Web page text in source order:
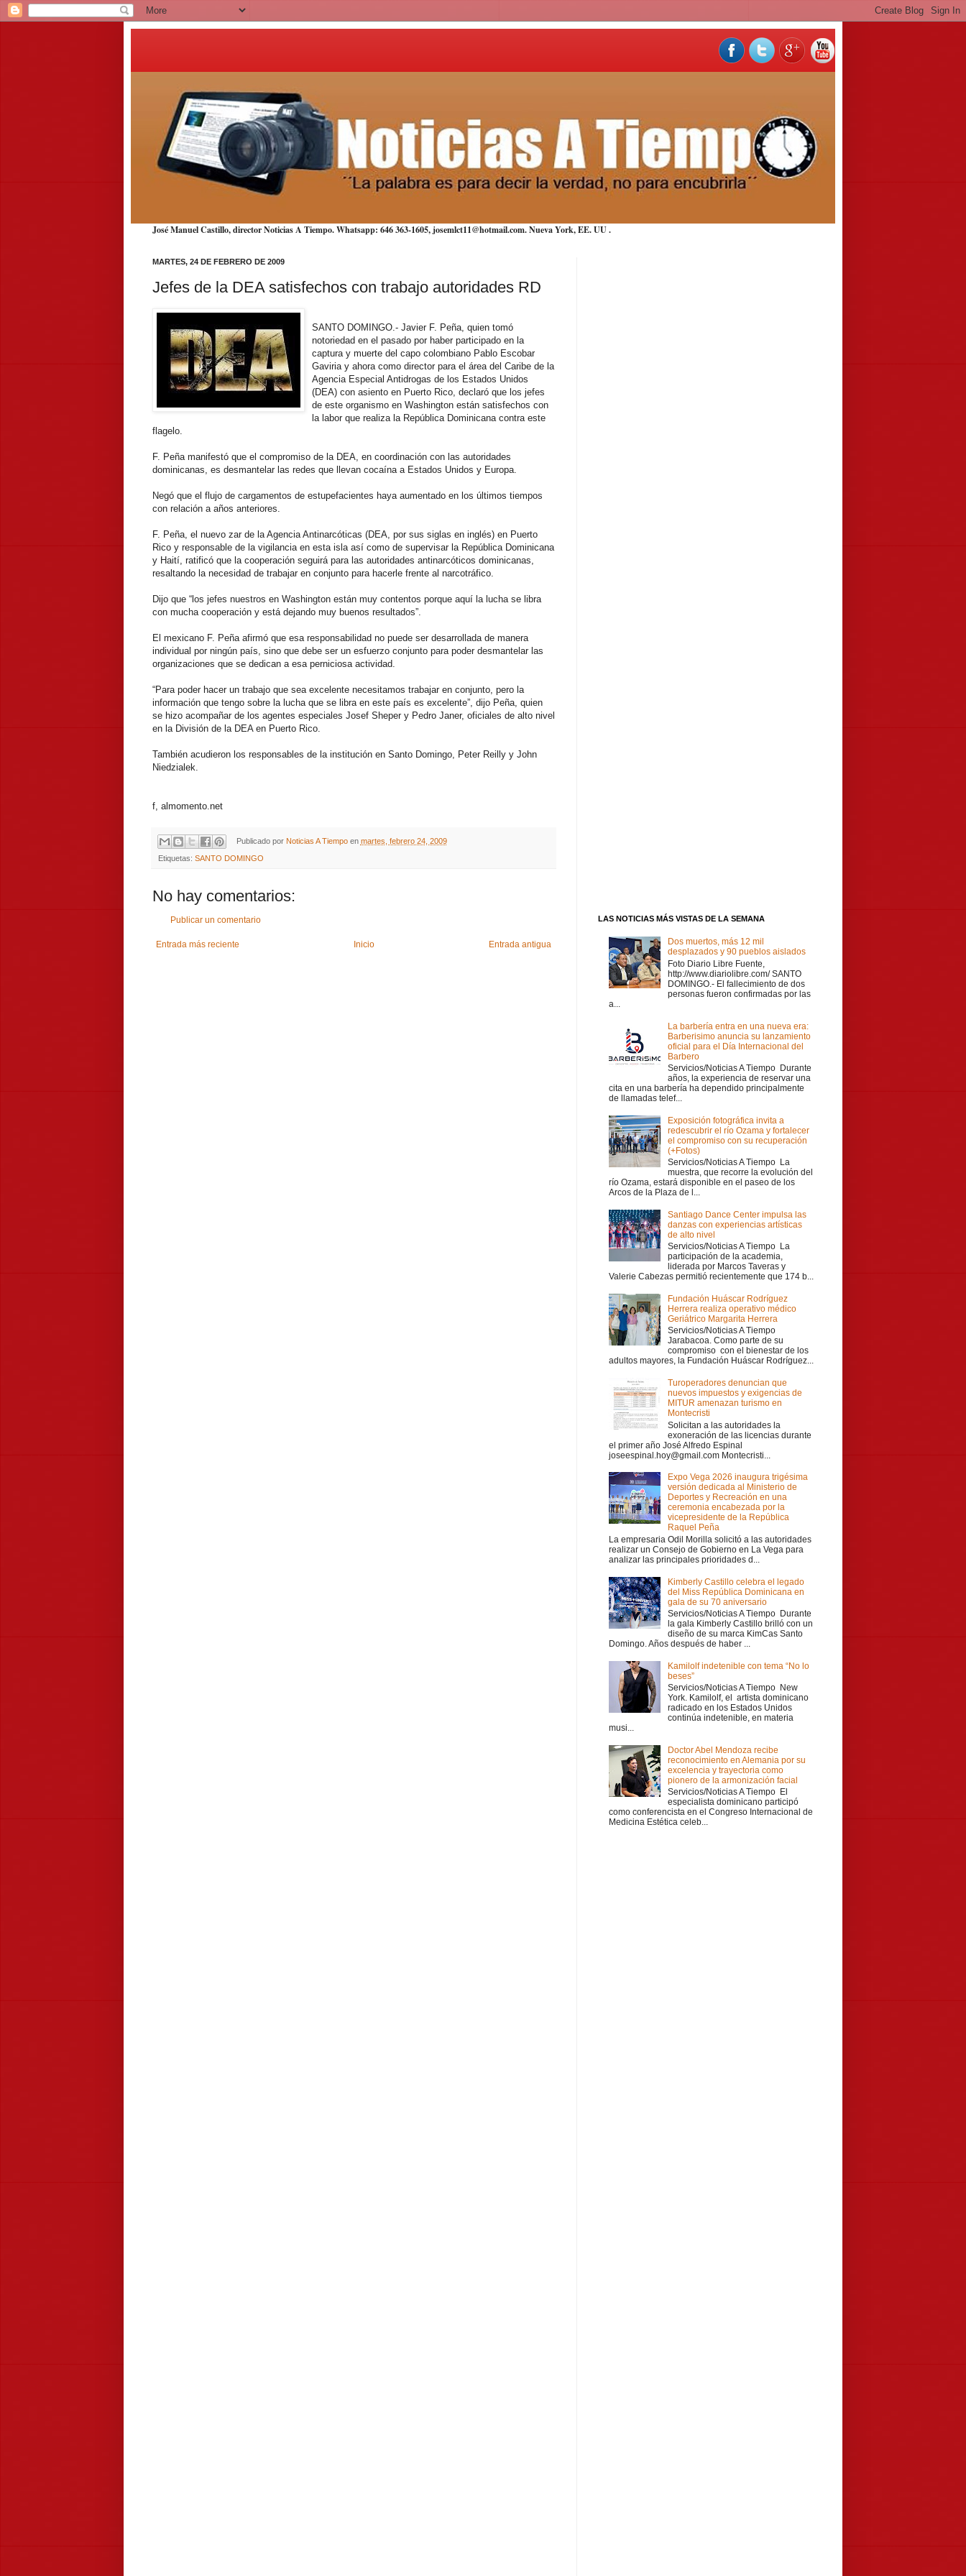
José Manuel Castillo, director Noticias A Tiempo. Whatsapp: 646 363-1605, josemlct11@hotmail.com. Nueva York,EE. UU.
MARTES, 24 DE FEBRERO DE 2009
Jefes de la DEA satisfechos con trabajo autoridades RD
SANTO DOMINGO.- Javier F. Peña, quien tomó
notoriedad en el pasado por haber participado en la
captura y muerte del capo colombiano Pablo Escobar
Gaviria y ahora como director para el área del Caribe de la
Agencia Especial Antidrogas de los Estados Unidos
(DEA) con asiento en Puerto Rico, declaró que los jefes
de este organismo en Washington están satisfechos con
la labor que realiza la República Dominicana contra este
flagelo.
F. Peña manifestó que el compromiso de la DEA, en coordinación con las autoridades
dominicanas, es desmantelar las redes que llevan cocaína a Estados Unidos y Europa.
Negó que el flujo de cargamentos de estupefacientes haya aumentado en los últimos tiempos
con relación a años anteriores.
F. Peña, el nuevo zar de la Agencia Antinarcóticas (DEA, por sus siglas en inglés) en Puerto
Rico y responsable de la vigilancia en esta isla así como de supervisar la República Dominicana
y Haití, ratificó que la cooperación seguirá para las autoridades antinarcóticos dominicanas,
resaltando la necesidad de trabajar en conjunto para hacerle frente al narcotráfico.
Dijo que “los jefes nuestros en Washington están muy contentos porque aquí la lucha se libra
con mucha cooperación y está dejando muy buenos resultados”.
El mexicano F. Peña afirmó que esa responsabilidad no puede ser desarrollada de manera
individual por ningún país, sino que debe ser un esfuerzo conjunto para poder desmantelar las
organizaciones que se dedican a esa perniciosa actividad.
“Para poder hacer un trabajo que sea excelente necesitamos trabajar en conjunto, pero la
información que tengo sobre la lucha que se libra en este país es excelente”, dijo Peña, quien
se hizo acompañar de los agentes especiales Josef Sheper y Pedro Janer, oficiales de alto nivel
en la División de la DEA en Puerto Rico.
También acudieron los responsables de la institución en Santo Domingo, Peter Reilly y John
Niedzialek.
f, almomento.net
Publicado por Noticias A Tiempo en martes, febrero 24, 2009
Etiquetas: SANTO DOMINGO
No hay comentarios:
Publicar un comentario
Entrada más reciente Entrada antigua
Inicio
LAS NOTICIAS MÁS VISTAS DE LA SEMANA
Dos muertos, más 12 mil
desplazados y 90 pueblos aislados
Foto Diario Libre Fuente,
http://www.diariolibre.com/ SANTO
DOMINGO.- El fallecimiento de dos
personas fueron confirmadas por las
a...
La barbería entra en una nueva era:
Barberisimo anuncia su lanzamiento
oficial para el Día Internacional del
Barbero
Servicios/Noticias A Tiempo Durante
años, la experiencia de reservar una
cita en una barbería ha dependido principalmente
de llamadas telef...
Exposición fotográfica invita a
redescubrir el río Ozama y fortalecer
el compromiso con su recuperación
(+Fotos)
Servicios/Noticias A Tiempo La
muestra, que recorre la evolución del
río Ozama, estará disponible en el paseo de los
Arcos de la Plaza de l...
Santiago Dance Center impulsa las
danzas con experiencias artísticas
de alto nivel
Servicios/Noticias A Tiempo La
participación de la academia,
liderada por Marcos Taveras y
Valerie Cabezas permitió recientemente que 174 b...
Fundación Huáscar Rodríguez
Herrera realiza operativo médico
Geriátrico Margarita Herrera
Servicios/Noticias A Tiempo
Jarabacoa. Como parte de su
compromiso con el bienestar de los
adultos mayores, la Fundación Huáscar Rodríguez...
Turoperadores denuncian que
nuevos impuestos y exigencias de
MITUR amenazan turismo en
Montecristi
Solicitan a las autoridades la
exoneración de las licencias durante
el primer año José Alfredo Espinal
joseespinal.hoy@gmail.com Montecristi...
Expo Vega 2026 inaugura trigésima
versión dedicada al Ministerio de
Deportes y Recreación en una
ceremonia encabezada por la
vicepresidente de la República
Raquel Peña
La empresaria Odil Morilla solicitó a las autoridades
realizar un Consejo de Gobierno en La Vega para
analizar las principales prioridades d...
Kimberly Castillo celebra el legado
del Miss República Dominicana en
gala de su 70 aniversario
Servicios/Noticias A Tiempo Durante
la gala Kimberly Castillo brilló con un
diseño de su marca KimCas Santo
Domingo. Años después de haber ...
Kamilolf indetenible con tema “No lo
beses”
Servicios/Noticias A Tiempo New
York. Kamilolf, el artista dominicano
radicado en los Estados Unidos
continúa indetenible, en materia
musi...
Doctor Abel Mendoza recibe
reconocimiento en Alemania por su
excelencia y trayectoria como
pionero de la armonización facial
Servicios/Noticias A Tiempo El
especialista dominicano participó
como conferencista en el Congreso Internacional de
Medicina Estética celeb...